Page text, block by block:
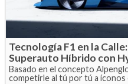
Tecnología F1 en la
Superauto Híbrido con
Basado en el concepto
competirle al tú por tú a íconos